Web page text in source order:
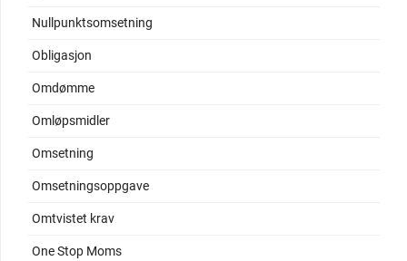
Nullpunktsomsetning
Obligasjon
Omdømme
Omløpsmidler
Omsetning
Omsetningsoppgave
Omtvistet krav
One Stop Moms